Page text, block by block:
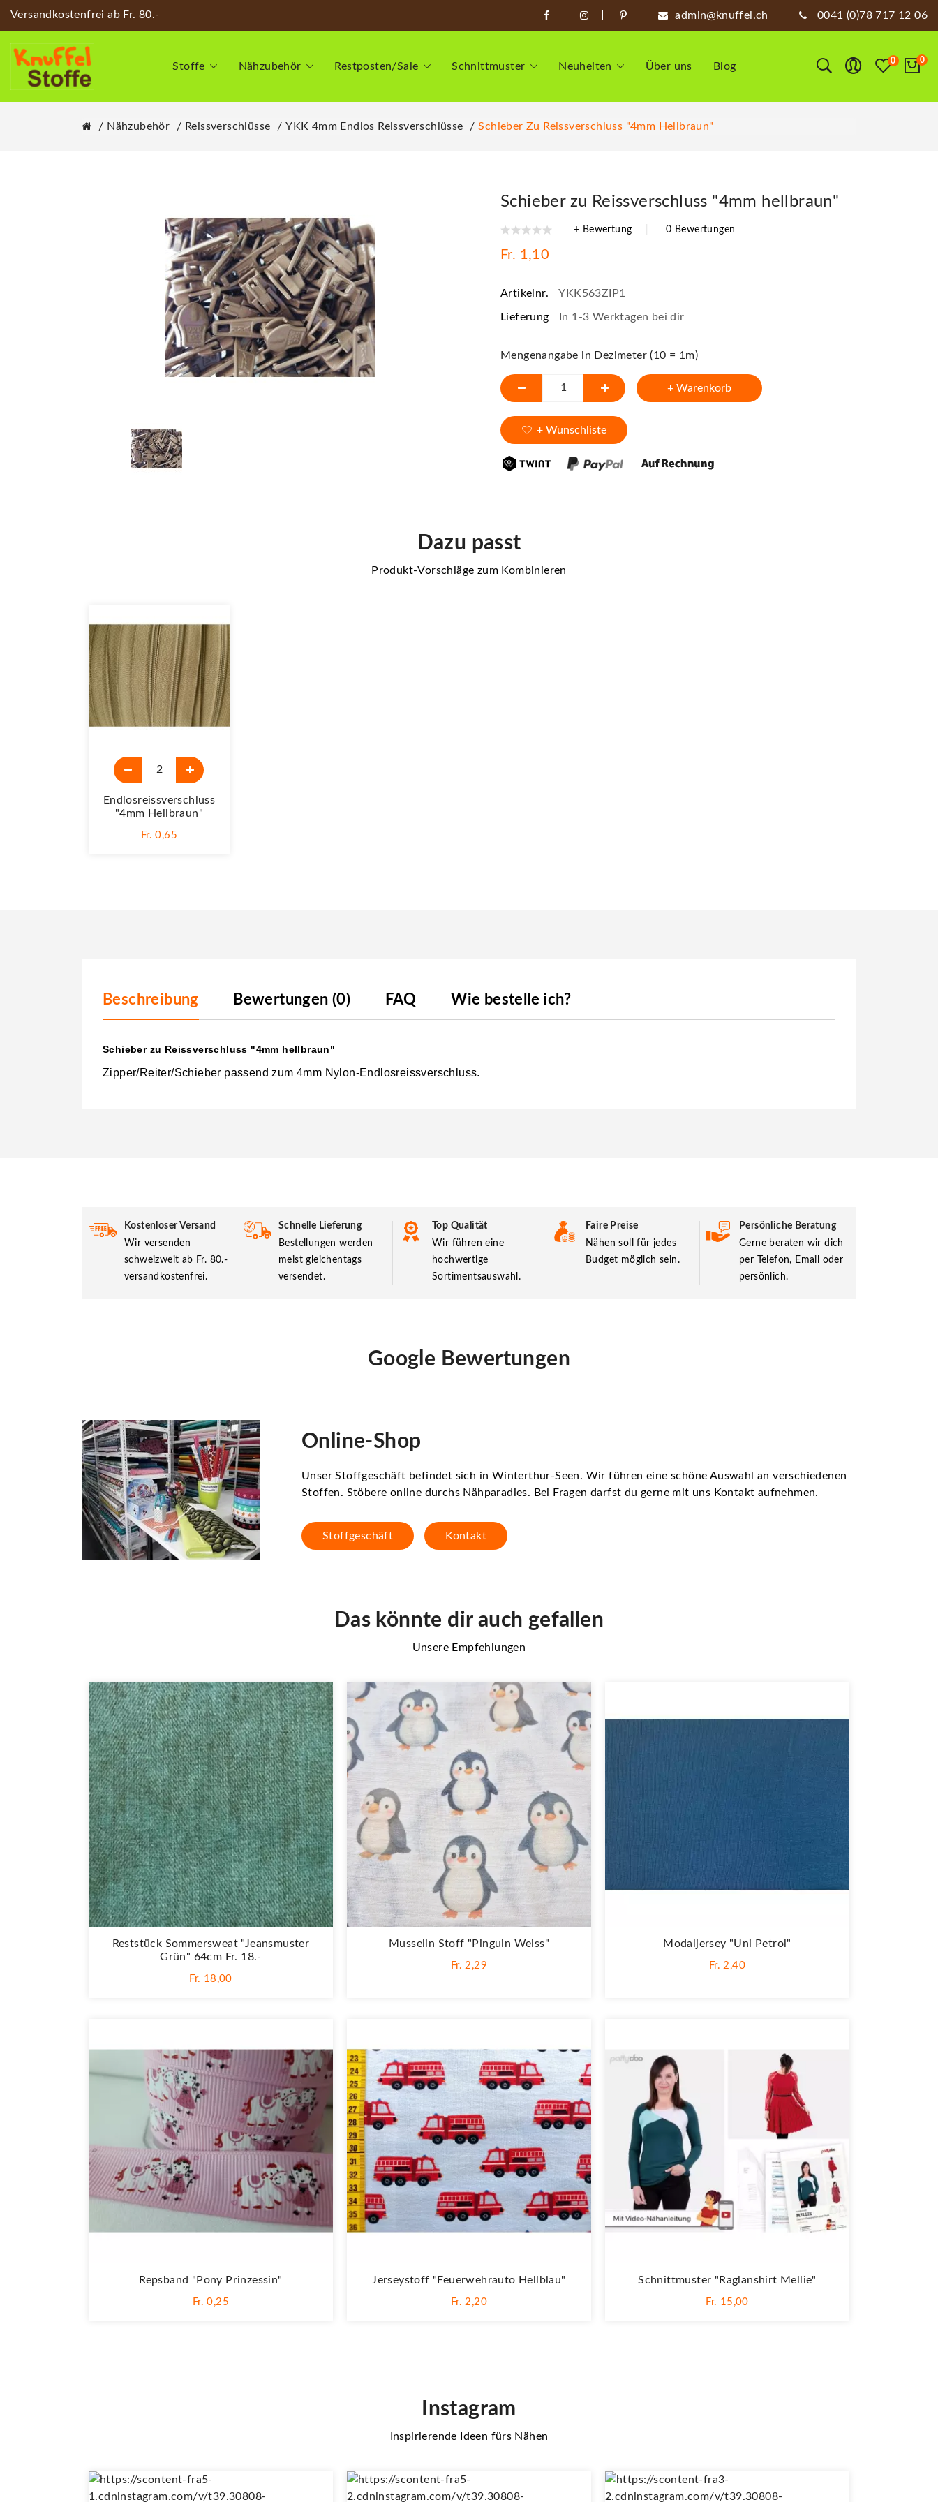
Versandkostenfrei ab Fr. 80.- admin@knuffel.ch 0041 (0)78 717 12 06
Stoffe Nähzubehör Restposten/Sale Schnittmuster Neuheiten Über uns Blog 0 0
Nähzubehör Reissverschlüsse YKK 4mm Endlos Reissverschlüsse Schieber Zu Reissverschluss "4mm Hellbraun"
Schieber zu Reissverschluss "4mm hellbraun"
+ Bewertung 0 Bewertungen
Fr. 1,10
Artikelnr. YKK563ZIP1
Lieferung In 1-3 Werktagen bei dir
Mengenangabe in Dezimeter (10 = 1m)
+ Warenkorb
+ Wunschliste
Dazu passt
Produkt-Vorschläge zum Kombinieren
Endlosreissverschluss
"4mm Hellbraun"
Fr. 0,65
Beschreibung Bewertungen (0) FAQ Wie bestelle ich?
Schieber zu Reissverschluss "4mm hellbraun"
Zipper/Reiter/Schieber passend zum 4mm Nylon-Endlosreissverschluss.
Kostenloser Versand
Wir versenden
schweizweit ab Fr. 80.-
versandkostenfrei.
Schnelle Lieferung
Bestellungen werden
meist gleichentags
versendet.
Top Qualität
Wir führen eine
hochwertige
Sortimentsauswahl.
Faire Preise
Nähen soll für jedes
Budget möglich sein.
Persönliche Beratung
Gerne beraten wir dich
per Telefon, Email oder
persönlich.
Google Bewertungen
Online-Shop
Unser Stoffgeschäft befindet sich in Winterthur-Seen. Wir führen eine schöne Auswahl an verschiedenen
Stoffen. Stöbere online durchs Nähparadies. Bei Fragen darfst du gerne mit uns Kontakt aufnehmen.
Stoffgeschäft Kontakt
Das könnte dir auch gefallen
Unsere Empfehlungen
Reststück Sommersweat "Jeansmuster
Grün" 64cm Fr. 18.-
Fr. 18,00
Repsband "Pony Prinzessin"
Fr. 0,25
Musselin Stoff "Pinguin Weiss"
Fr. 2,29
Jerseystoff "Feuerwehrauto Hellblau"
Fr. 2,20
Modaljersey "Uni Petrol"
Fr. 2,40
Schnittmuster "Raglanshirt Mellie"
Fr. 15,00
Instagram
Inspirierende Ideen fürs Nähen